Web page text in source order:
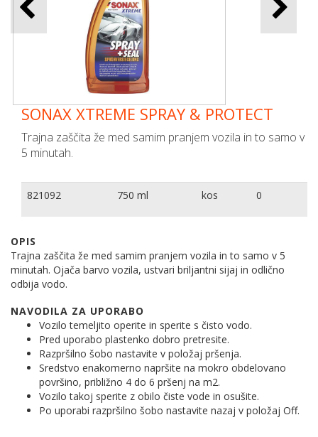
SONAX XTREME SPRAY & PROTECT
Trajna zaščita že med samim pranjem vozila in to samo v
5 minutah.
821092 750 ml kos 0
OPIS
Trajna zaščita že med samim pranjem vozila in to samo v 5
minutah. Ojača barvo vozila, ustvari briljantni sijaj in odlično
odbija vodo.
NAVODILA ZA UPORABO
Vozilo temeljito operite in sperite s čisto vodo.
Pred uporabo plastenko dobro pretresite.
Razpršilno šobo nastavite v položaj pršenja.
Sredstvo enakomerno napršite na mokro obdelovano
površino, približno 4 do 6 pršenj na m2.
Vozilo takoj sperite z obilo čiste vode in osušite.
Po uporabi razpršilno šobo nastavite nazaj v položaj Off.